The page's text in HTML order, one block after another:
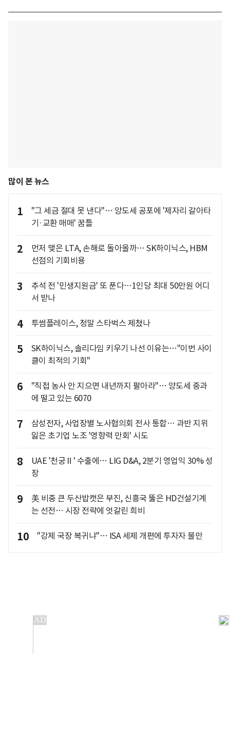
많이 본 뉴스
1
"그 세금 절대 못 낸다"… 양도세 공포에 '제자리 갈아타
기·교환 매매' 꿈틀
2
먼저 맺은 LTA, 손해로 돌아올까… SK하이닉스, HBM
선점의 기회비용
3
추석 전 '민생지원금' 또 푼다…1인당 최대 50만원 어디
서 받나
4 투썸플레이스, 정말 스타벅스 제쳤나
5
SK하이닉스, 솔리다임 키우기 나선 이유는…"이번 사이
클이 최적의 기회"
6
"직접 농사 안 지으면 내년까지 팔아라"… 양도세 중과
에 떨고 있는 6070
7
삼성전자, 사업장별 노사협의회 전사 통합… 과반 지위
잃은 초기업 노조 '영향력 만회' 시도
8
UAE '천궁Ⅱ' 수출에… LIG D&A, 2분기 영업익 30% 성
장
9
美 비중 큰 두산밥캣은 부진, 신흥국 뚫은 HD건설기계
는 선전… 시장 전략에 엇갈린 희비
10 "강제 국장 복귀냐"… ISA 세제 개편에 투자자 불만